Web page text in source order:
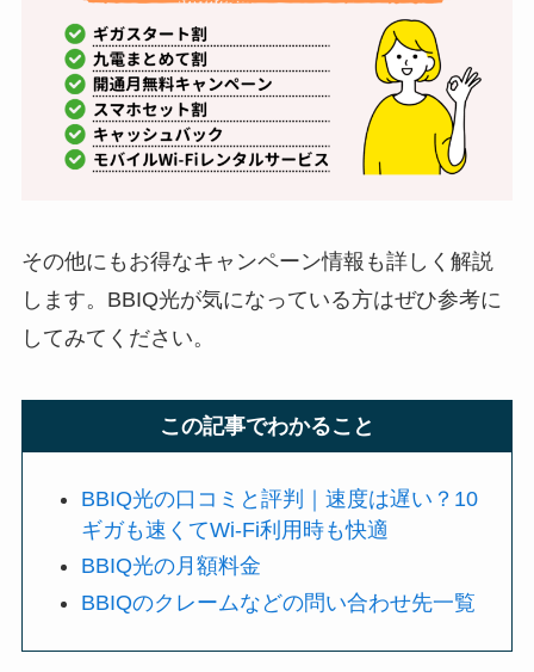
その他にもお得なキャンペーン情報も詳しく解説
します。BBIQ光が気になっている方はぜひ参考に
してみてください。
この記事でわかること
BBIQ光の口コミと評判｜速度は遅い？10
ギガも速くてWi-Fi利用時も快適
BBIQ光の月額料金
BBIQのクレームなどの問い合わせ先一覧